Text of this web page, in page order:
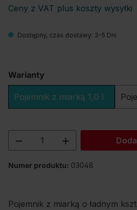
Ceny z VAT plus koszty wysyłki
Dostępny, czas dostawy: 3-5 Dni
Warianty
Pojemnik z miarką 1,0 l
Ilość produktu:
Numer produktu: 03048
Pojemnik z miarką o ładnym